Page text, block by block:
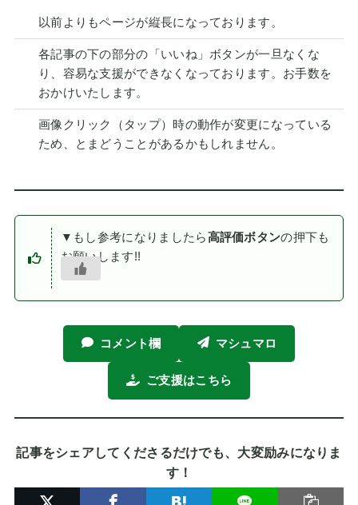
以前よりもページが縦長になっております。
各記事の下の部分の「いいね」ボタンが一旦なくな
り、容易な支援ができなくなっております。お手数を
おかけいたします。
画像クリック（タップ）時の動作が変更になっている
ため、とまどうことがあるかもしれません。
▼もし参考になりましたら高評価ボタンの押下も
お願いします!!
コメント欄 マシュマロ
ご支援はこちら
記事をシェアしてくださるだけでも、大変励みになりま
す！